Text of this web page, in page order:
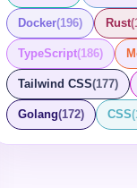
Docker(196) Rust(
TypeScript(186)
Tailwind CSS(177)
Golang(172) CSS(